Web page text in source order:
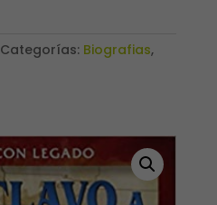
Categorías: Biografias,